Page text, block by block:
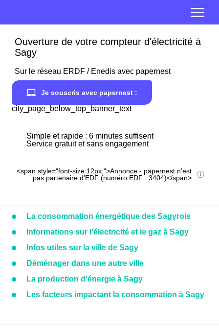
Ouverture de votre compteur d'électricité à
Sagy
Sur le réseau ERDF / Enedis avec papernest
Je souscris avec papernest :
city_page_below_top_banner_text
Simple et rapide : 6 minutes suffisent
Service gratuit et sans engagement
<span style="font-size:12px;">Annonce - papernest n’est
pas partenaire d’EDF (numéro EDF : 3404)</span>
La consommation énergétique des Sagyrois
Informations sur l'électricité et le gaz à Sagy
Infos utiles sur la ville de Sagy
Déménager dans une autre ville
La production d'énergie à Sagy
Les facteurs impactant la consommation à Sagy